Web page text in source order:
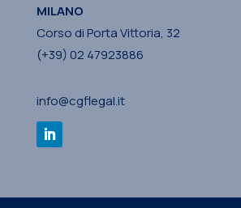
MILANO
Corso di Porta Vittoria, 32
(+39) 02 47923886
info@cgflegal.it